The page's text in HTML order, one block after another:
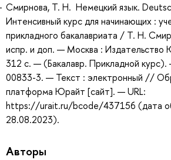
Смирнова, Т. Н. Немецкий язык.
Интенсивный курс для начинающих :
прикладного бакалавриата / Т. Н.
испр. и доп. — Москва :
312 с. — (Бакалавр. Прикладной
00833-3. — Текст : электронный //
платформа Юрайт [сайт]. — URL:
https://urait.ru/bcode/437156 (дата
28.08.2023).
Авторы